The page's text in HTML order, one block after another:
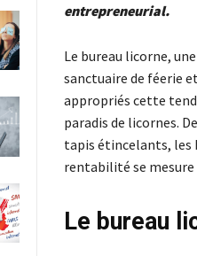
entrepreneurial.
Le bureau licorne, une
sanctuaire de féerie
appropriés cette
paradis de licornes.
tapis étincelants, les
rentabilité se
Le bureau